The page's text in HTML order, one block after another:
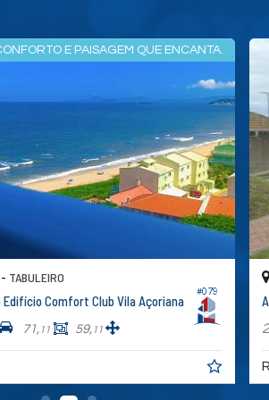
BARRA VELHA -
Apartamento
2 1 1 67,